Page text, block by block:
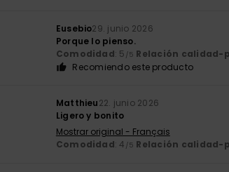
Eusebio29. junio 2026
Porque lo pienso.
Comodidad: 5 /5 Relación calidad-
Recomiendo este producto
Matthieu22. junio 2026
Ligero y bonito
Mostrar original - Français
Comodidad: 4 /5 Relación calidad-